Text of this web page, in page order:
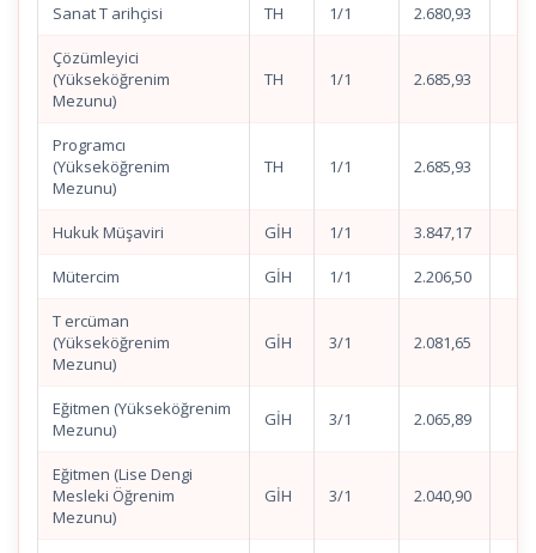
Sanat T arihçisi TH 1/1 2.680,93
Çözümleyici
(Yükseköğrenim
Mezunu)
TH 1/1 2.685,93
Programcı
(Yükseköğrenim
Mezunu)
TH 1/1 2.685,93
Hukuk Müşaviri GİH 1/1 3.847,17
Mütercim GİH 1/1 2.206,50
T ercüman
(Yükseköğrenim
Mezunu)
GİH 3/1 2.081,65
Eğitmen (Yükseköğrenim
Mezunu)
GİH 3/1 2.065,89
Eğitmen (Lise Dengi
Mesleki Öğrenim
Mezunu)
GİH 3/1 2.040,90